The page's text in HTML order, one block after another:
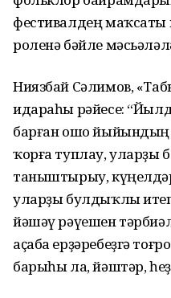
фестивалдең маҡсаты
роленә бәйле
Ниязбай Сәлимов,
идараһы рәйесе:
барған ошо йыйындың
ҡорға туплау, уларҙы
таныштырыу,
уларҙы булдыҡлы
йәшәү рәүешен
аҫаба ерҙәребеҙгә
барыһы ла, йәштәр,